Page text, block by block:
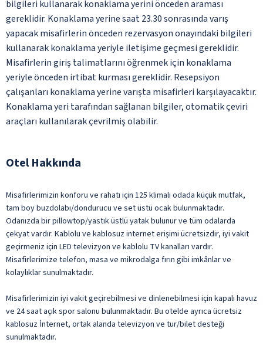
bilgileri kullanarak konaklama yerini önceden araması
gereklidir. Konaklama yerine saat 23.30 sonrasında varış
yapacak misafirlerin önceden rezervasyon onayındaki bilgileri
kullanarak konaklama yeriyle iletişime geçmesi gereklidir.
Misafirlerin giriş talimatlarını öğrenmek için konaklama
yeriyle önceden irtibat kurması gereklidir. Resepsiyon
çalışanları konaklama yerine varışta misafirleri karşılayacaktır.
Konaklama yeri tarafından sağlanan bilgiler, otomatik çeviri
araçları kullanılarak çevrilmiş olabilir.
Otel Hakkında
Misafirlerimizin konforu ve rahatı için 125 klimalı odada küçük mutfak,
tam boy buzdolabı/dondurucu ve set üstü ocak bulunmaktadır.
Odanızda bir pillowtop/yastık üstlü yatak bulunur ve tüm odalarda
çekyat vardır. Kablolu ve kablosuz internet erişimi ücretsizdir, iyi vakit
geçirmeniz için LED televizyon ve kablolu TV kanalları vardır.
Misafirlerimize telefon, masa ve mikrodalga fırın gibi imkânlar ve
kolaylıklar sunulmaktadır.
Misafirlerimizin iyi vakit geçirebilmesi ve dinlenebilmesi için kapalı havuz
ve 24 saat açık spor salonu bulunmaktadır. Bu otelde ayrıca ücretsiz
kablosuz İnternet, ortak alanda televizyon ve tur/bilet desteği
sunulmaktadır.